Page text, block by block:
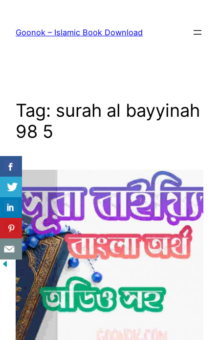
content
Goonok – Islamic Book Download
Tag: surah al bayyinah
98 5